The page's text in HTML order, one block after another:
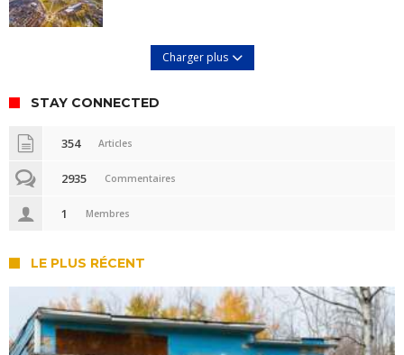
Charger plus
STAY CONNECTED
354 Articles
2935 Commentaires
1 Membres
LE PLUS RÉCENT